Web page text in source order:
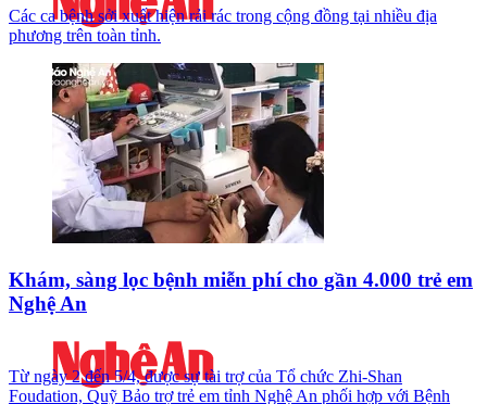
Các ca bệnh sởi xuất hiện rải rác trong cộng đồng tại nhiều địa
phương trên toàn tỉnh.
Khám, sàng lọc bệnh miễn phí cho gần 4.000 trẻ em
Nghệ An
Từ ngày 2 đến 5/4, được sự tài trợ của Tổ chức Zhi-Shan
Foudation, Quỹ Bảo trợ trẻ em tỉnh Nghệ An phối hợp với Bệnh